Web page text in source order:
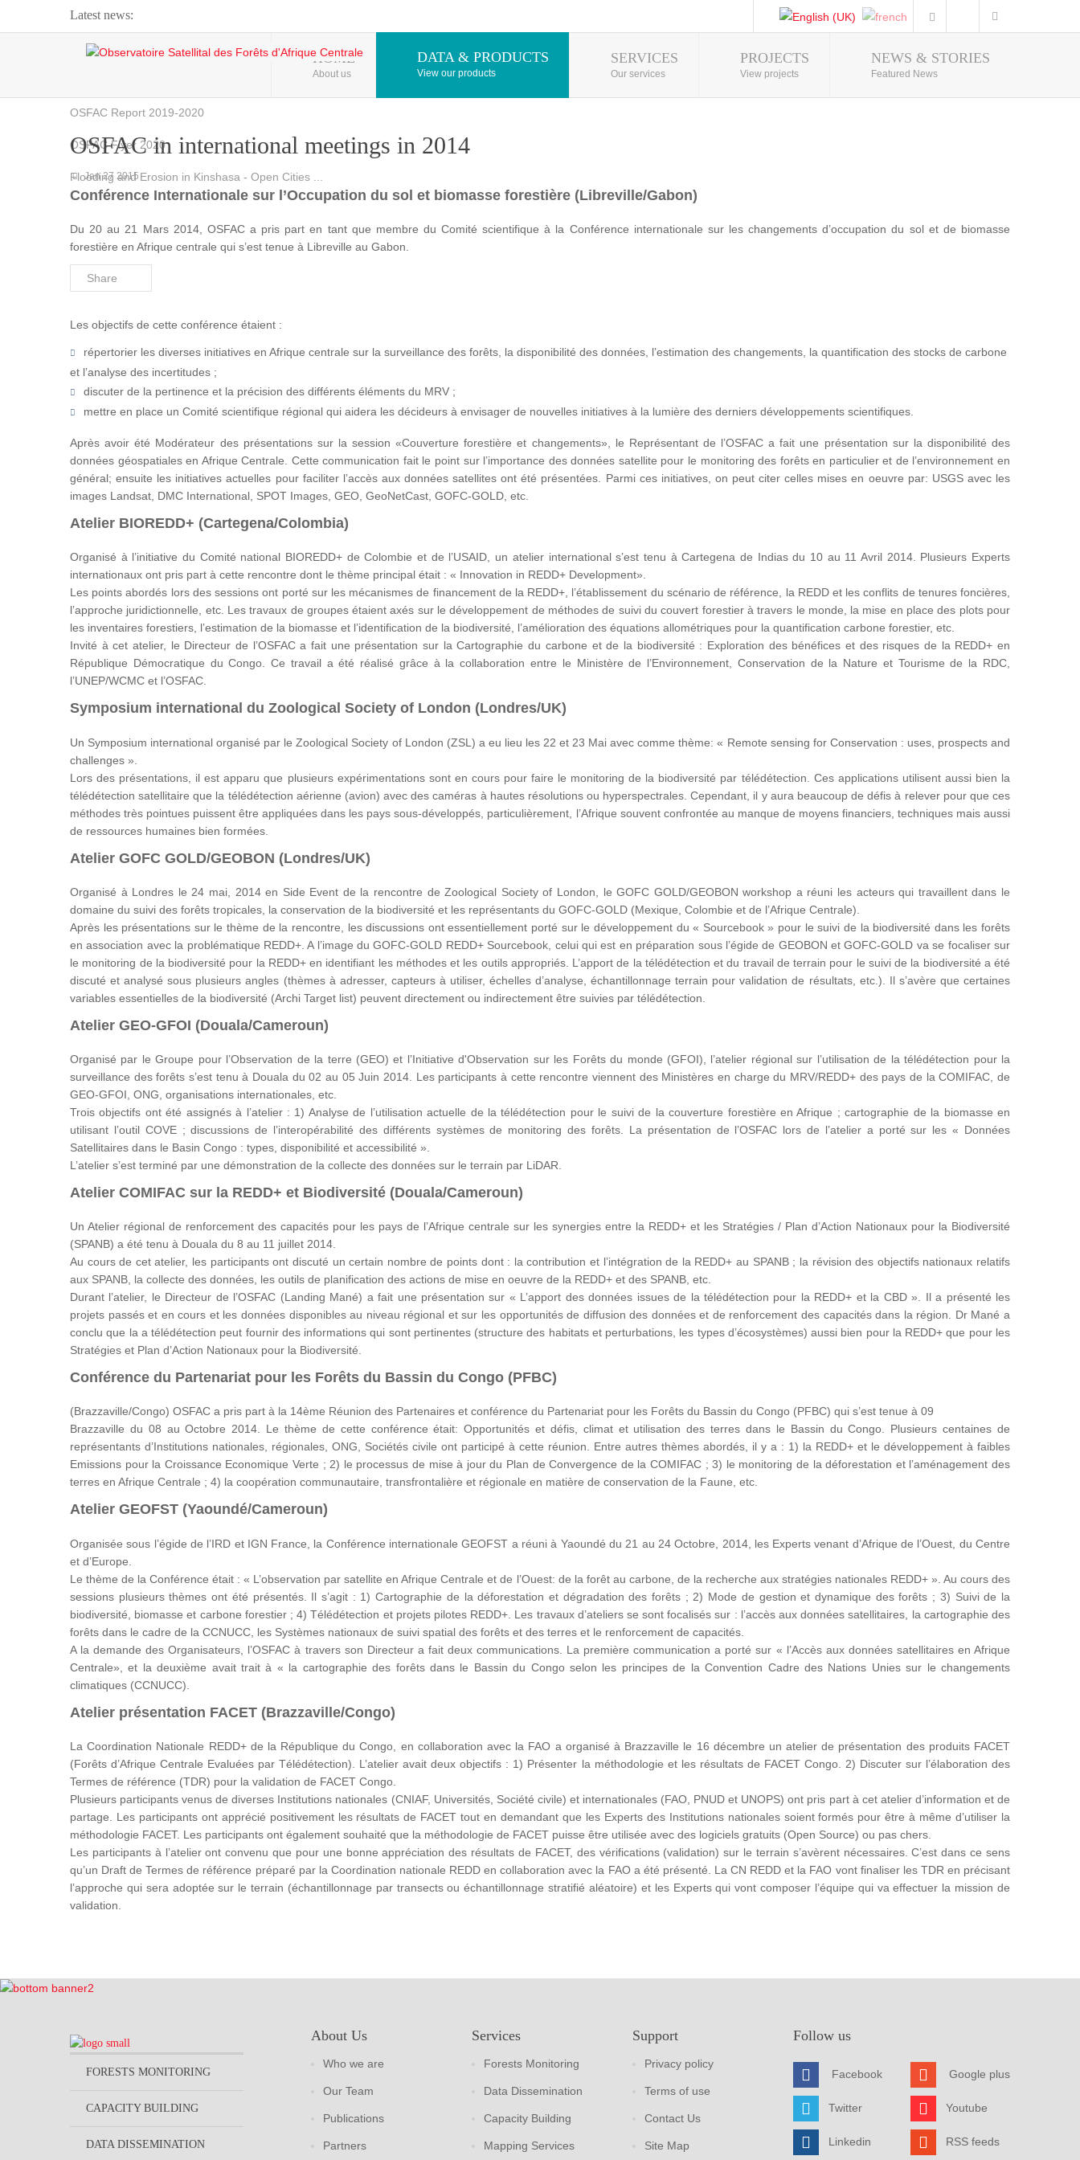
Latest news:
Webinar about Large Scale Monitoring and Land ...
OSFAC Video - Addressing climate change from the ...
OSFAC Report 2019-2020
OSFAC Flyer 2020
Flooding and Erosion in Kinshasa - Open Cities ...
Photo Gallery
HOME
About us
DATA & PRODUCTS
View our products
SERVICES
Our services
PROJECTS
View projects
NEWS & STORIES
Featured News
OSFAC in international meetings in 2014
Jan 27 2015
Conférence Internationale sur l’Occupation du sol et biomasse forestière (Libreville/Gabon)
Du 20 au 21 Mars 2014, OSFAC a pris part en tant que membre du Comité scientifique à la Conférence internationale sur les changements d’occupation du sol et de biomasse
forestière en Afrique centrale qui s’est tenue à Libreville au Gabon.
Share
Les objectifs de cette conférence étaient :
répertorier les diverses initiatives en Afrique centrale sur la surveillance des forêts, la disponibilité des données, l’estimation des changements, la quantification des stocks de carbone
et l’analyse des incertitudes ;
discuter de la pertinence et la précision des différents éléments du MRV ;
mettre en place un Comité scientifique régional qui aidera les décideurs à envisager de nouvelles initiatives à la lumière des derniers développements scientifiques.
Après avoir été Modérateur des présentations sur la session «Couverture forestière et changements», le Représentant de l’OSFAC a fait une présentation sur la disponibilité des
données géospatiales en Afrique Centrale. Cette communication fait le point sur l’importance des données satellite pour le monitoring des forêts en particulier et de l’environnement en
général; ensuite les initiatives actuelles pour faciliter l’accès aux données satellites ont été présentées. Parmi ces initiatives, on peut citer celles mises en oeuvre par: USGS avec les
images Landsat, DMC International, SPOT Images, GEO, GeoNetCast, GOFC-GOLD, etc.
Atelier BIOREDD+ (Cartegena/Colombia)
Organisé à l’initiative du Comité national BIOREDD+ de Colombie et de l’USAID, un atelier international s’est tenu à Cartegena de Indias du 10 au 11 Avril 2014. Plusieurs Experts
internationaux ont pris part à cette rencontre dont le thème principal était : « Innovation in REDD+ Development».
Les points abordés lors des sessions ont porté sur les mécanismes de financement de la REDD+, l’établissement du scénario de référence, la REDD et les conflits de tenures foncières,
l’approche juridictionnelle, etc. Les travaux de groupes étaient axés sur le développement de méthodes de suivi du couvert forestier à travers le monde, la mise en place des plots pour
les inventaires forestiers, l’estimation de la biomasse et l’identification de la biodiversité, l’amélioration des équations allométriques pour la quantification carbone forestier, etc.
Invité à cet atelier, le Directeur de l’OSFAC a fait une présentation sur la Cartographie du carbone et de la biodiversité : Exploration des bénéfices et des risques de la REDD+ en
République Démocratique du Congo. Ce travail a été réalisé grâce à la collaboration entre le Ministère de l’Environnement, Conservation de la Nature et Tourisme de la RDC,
l’UNEP/WCMC et l’OSFAC.
Symposium international du Zoological Society of London (Londres/UK)
Un Symposium international organisé par le Zoological Society of London (ZSL) a eu lieu les 22 et 23 Mai avec comme thème: « Remote sensing for Conservation : uses, prospects and
challenges ».
Lors des présentations, il est apparu que plusieurs expérimentations sont en cours pour faire le monitoring de la biodiversité par télédétection. Ces applications utilisent aussi bien la
télédétection satellitaire que la télédétection aérienne (avion) avec des caméras à hautes résolutions ou hyperspectrales. Cependant, il y aura beaucoup de défis à relever pour que ces
méthodes très pointues puissent être appliquées dans les pays sous-développés, particulièrement, l’Afrique souvent confrontée au manque de moyens financiers, techniques mais aussi
de ressources humaines bien formées.
Atelier GOFC GOLD/GEOBON (Londres/UK)
Organisé à Londres le 24 mai, 2014 en Side Event de la rencontre de Zoological Society of London, le GOFC GOLD/GEOBON workshop a réuni les acteurs qui travaillent dans le
domaine du suivi des forêts tropicales, la conservation de la biodiversité et les représentants du GOFC-GOLD (Mexique, Colombie et de l’Afrique Centrale).
Après les présentations sur le thème de la rencontre, les discussions ont essentiellement porté sur le développement du « Sourcebook » pour le suivi de la biodiversité dans les forêts
en association avec la problématique REDD+. A l’image du GOFC-GOLD REDD+ Sourcebook, celui qui est en préparation sous l’égide de GEOBON et GOFC-GOLD va se focaliser sur
le monitoring de la biodiversité pour la REDD+ en identifiant les méthodes et les outils appropriés. L’apport de la télédétection et du travail de terrain pour le suivi de la biodiversité a été
discuté et analysé sous plusieurs angles (thèmes à adresser, capteurs à utiliser, échelles d’analyse, échantillonnage terrain pour validation de résultats, etc.). Il s’avère que certaines
variables essentielles de la biodiversité (Archi Target list) peuvent directement ou indirectement être suivies par télédétection.
Atelier GEO-GFOI (Douala/Cameroun)
Organisé par le Groupe pour l’Observation de la terre (GEO) et l’Initiative d'Observation sur les Forêts du monde (GFOI), l’atelier régional sur l’utilisation de la télédétection pour la
surveillance des forêts s’est tenu à Douala du 02 au 05 Juin 2014. Les participants à cette rencontre viennent des Ministères en charge du MRV/REDD+ des pays de la COMIFAC, de
GEO-GFOI, ONG, organisations internationales, etc.
Trois objectifs ont été assignés à l’atelier : 1) Analyse de l’utilisation actuelle de la télédétection pour le suivi de la couverture forestière en Afrique ; cartographie de la biomasse en
utilisant l’outil COVE ; discussions de l’interopérabilité des différents systèmes de monitoring des forêts. La présentation de l’OSFAC lors de l’atelier a porté sur les « Données
Satellitaires dans le Basin Congo : types, disponibilité et accessibilité ».
L’atelier s’est terminé par une démonstration de la collecte des données sur le terrain par LiDAR.
Atelier COMIFAC sur la REDD+ et Biodiversité (Douala/Cameroun)
Un Atelier régional de renforcement des capacités pour les pays de l’Afrique centrale sur les synergies entre la REDD+ et les Stratégies / Plan d’Action Nationaux pour la Biodiversité
(SPANB) a été tenu à Douala du 8 au 11 juillet 2014.
Au cours de cet atelier, les participants ont discuté un certain nombre de points dont : la contribution et l’intégration de la REDD+ au SPANB ; la révision des objectifs nationaux relatifs
aux SPANB, la collecte des données, les outils de planification des actions de mise en oeuvre de la REDD+ et des SPANB, etc.
Durant l’atelier, le Directeur de l’OSFAC (Landing Mané) a fait une présentation sur « L’apport des données issues de la télédétection pour la REDD+ et la CBD ». Il a présenté les
projets passés et en cours et les données disponibles au niveau régional et sur les opportunités de diffusion des données et de renforcement des capacités dans la région. Dr Mané a
conclu que la a télédétection peut fournir des informations qui sont pertinentes (structure des habitats et perturbations, les types d’écosystèmes) aussi bien pour la REDD+ que pour les
Stratégies et Plan d’Action Nationaux pour la Biodiversité.
Conférence du Partenariat pour les Forêts du Bassin du Congo (PFBC)
(Brazzaville/Congo) OSFAC a pris part à la 14ème Réunion des Partenaires et conférence du Partenariat pour les Forêts du Bassin du Congo (PFBC) qui s’est tenue à 09
Brazzaville du 08 au Octobre 2014. Le thème de cette conférence était: Opportunités et défis, climat et utilisation des terres dans le Bassin du Congo. Plusieurs centaines de
représentants d’Institutions nationales, régionales, ONG, Sociétés civile ont participé à cette réunion. Entre autres thèmes abordés, il y a : 1) la REDD+ et le développement à faibles
Emissions pour la Croissance Economique Verte ; 2) le processus de mise à jour du Plan de Convergence de la COMIFAC ; 3) le monitoring de la déforestation et l’aménagement des
terres en Afrique Centrale ; 4) la coopération communautaire, transfrontalière et régionale en matière de conservation de la Faune, etc.
Atelier GEOFST (Yaoundé/Cameroun)
Organisée sous l’égide de l’IRD et IGN France, la Conférence internationale GEOFST a réuni à Yaoundé du 21 au 24 Octobre, 2014, les Experts venant d’Afrique de l’Ouest, du Centre
et d’Europe.
Le thème de la Conférence était : « L’observation par satellite en Afrique Centrale et de l’Ouest: de la forêt au carbone, de la recherche aux stratégies nationales REDD+ ». Au cours des
sessions plusieurs thèmes ont été présentés. Il s’agit : 1) Cartographie de la déforestation et dégradation des forêts ; 2) Mode de gestion et dynamique des forêts ; 3) Suivi de la
biodiversité, biomasse et carbone forestier ; 4) Télédétection et projets pilotes REDD+. Les travaux d’ateliers se sont focalisés sur : l’accès aux données satellitaires, la cartographie des
forêts dans le cadre de la CCNUCC, les Systèmes nationaux de suivi spatial des forêts et des terres et le renforcement de capacités.
A la demande des Organisateurs, l’OSFAC à travers son Directeur a fait deux communications. La première communication a porté sur « l’Accès aux données satellitaires en Afrique
Centrale», et la deuxième avait trait à « la cartographie des forêts dans le Bassin du Congo selon les principes de la Convention Cadre des Nations Unies sur le changements
climatiques (CCNUCC).
Atelier présentation FACET (Brazzaville/Congo)
La Coordination Nationale REDD+ de la République du Congo, en collaboration avec la FAO a organisé à Brazzaville le 16 décembre un atelier de présentation des produits FACET
(Forêts d’Afrique Centrale Evaluées par Télédétection). L’atelier avait deux objectifs : 1) Présenter la méthodologie et les résultats de FACET Congo. 2) Discuter sur l’élaboration des
Termes de référence (TDR) pour la validation de FACET Congo.
Plusieurs participants venus de diverses Institutions nationales (CNIAF, Universités, Société civile) et internationales (FAO, PNUD et UNOPS) ont pris part à cet atelier d’information et de
partage. Les participants ont apprécié positivement les résultats de FACET tout en demandant que les Experts des Institutions nationales soient formés pour être à même d’utiliser la
méthodologie FACET. Les participants ont également souhaité que la méthodologie de FACET puisse être utilisée avec des logiciels gratuits (Open Source) ou pas chers.
Les participants à l’atelier ont convenu que pour une bonne appréciation des résultats de FACET, des vérifications (validation) sur le terrain s’avèrent nécessaires. C’est dans ce sens
qu’un Draft de Termes de référence préparé par la Coordination nationale REDD en collaboration avec la FAO a été présenté. La CN REDD et la FAO vont finaliser les TDR en précisant
l’approche qui sera adoptée sur le terrain (échantillonnage par transects ou échantillonnage stratifié aléatoire) et les Experts qui vont composer l’équipe qui va effectuer la mission de
validation.
FORESTS MONITORING
CAPACITY BUILDING
DATA DISSEMINATION
About Us
Who we are
Our Team
Publications
Partners
Services
Forests Monitoring
Data Dissemination
Capacity Building
Mapping Services
Support
Privacy policy
Terms of use
Contact Us
Site Map
Follow us
Facebook
Twitter
Linkedin
Google plus
Youtube
RSS feeds